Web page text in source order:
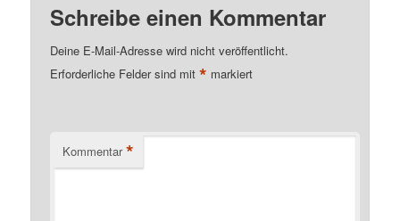
Schreibe einen Kommentar
Deine E-Mail-Adresse wird nicht veröffentlicht.
Erforderliche Felder sind mit* markiert
Kommentar *